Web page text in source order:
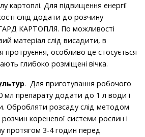
картоплі. Для підвищення енергії
слід додати до розчину
КАРТОПЛЯ. По можливості
матеріал слід висадити, в
протруєння, особливо це стосується
глибоко розміщені вічка.
. Для приготування робочого
мл препарату додати до 1 л води і
Обробляти розсаду слід методом
кореневої системи рослин і
протягом 3-4 годин перед